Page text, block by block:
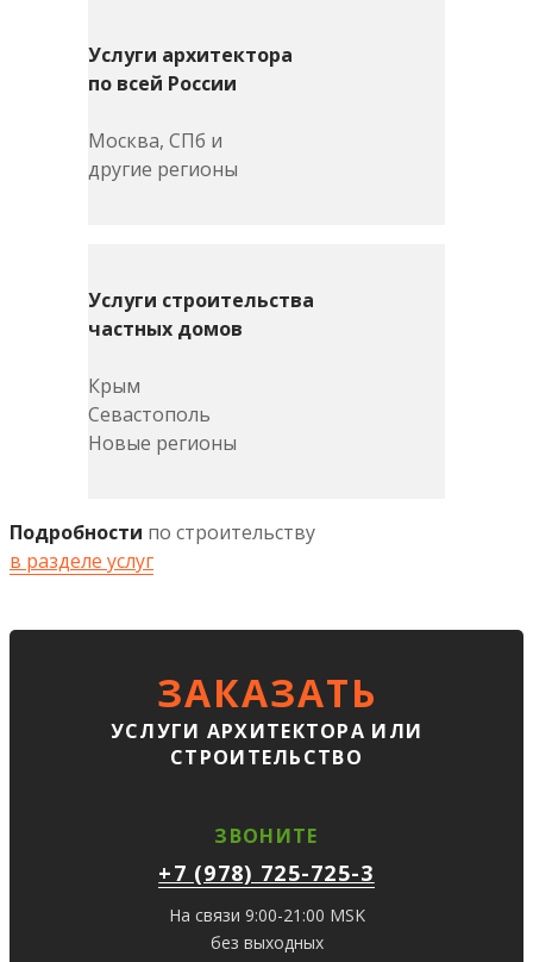
Услуги архитектора
по всей России
Москва, СПб и
другие регионы
Услуги строительства
частных домов
Крым
Севастополь
Новые регионы
Подробности по строительству
в разделе услуг
ЗАКАЗАТЬ
УСЛУГИ АРХИТЕКТОРА ИЛИ
СТРОИТЕЛЬСТВО
ЗВОНИТЕ
+7 (978) 725-725-3
На связи 9:00-21:00 MSK
без выходных